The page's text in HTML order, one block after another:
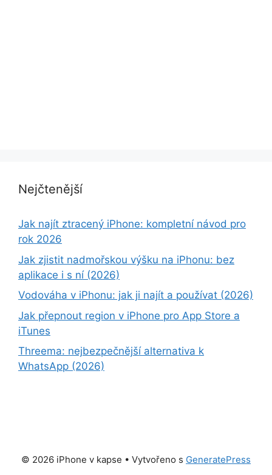
Nejčtenější
Jak najít ztracený iPhone: kompletní návod pro
rok 2026
Jak zjistit nadmořskou výšku na iPhonu: bez
aplikace i s ní (2026)
Vodováha v iPhonu: jak ji najít a používat (2026)
Jak přepnout region v iPhone pro App Store a
iTunes
Threema: nejbezpečnější alternativa k
WhatsApp (2026)
© 2026 iPhone v kapse • Vytvořeno s GeneratePress